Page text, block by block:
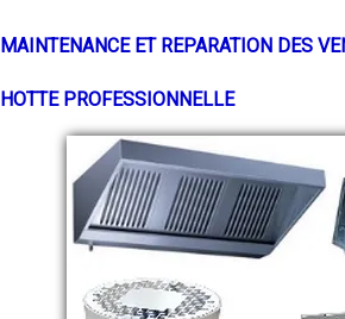
MAINTENANCE ET REPARATION DES
HOTTE PROFESSIONNELLE